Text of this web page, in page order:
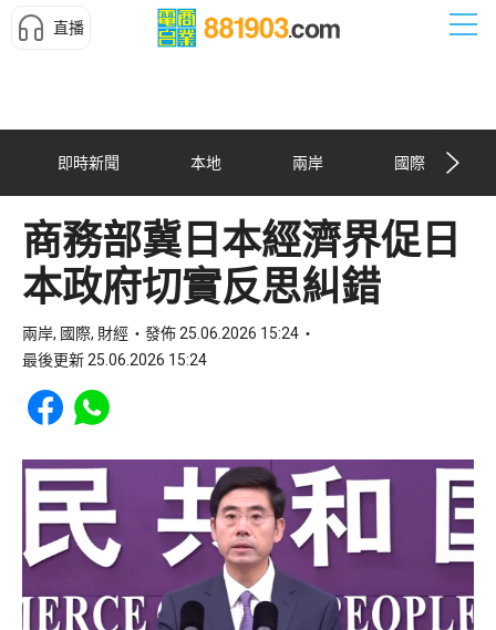
直播
即時新聞 本地 兩岸 國際
商務部冀日本經濟界促日
本政府切實反思糾錯
兩岸, 國際, 財經
發佈 25.06.2026 15:24
最後更新 25.06.2026 15:24
Share to Facebook
Share to WhatsApp